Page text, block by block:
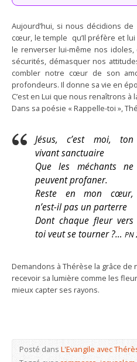
Aujourd’hui, si nous décidions
cœur, le temple qu’Il préfère et
le renverser lui-même nos
sécurités, démasquer nos
combler notre cœur de son
profondeurs. Il donne sa vie en
C’est en Lui que nous renaîtrons à
Dans sa poésie « Rappelle-toi »,
Jésus, c’est moi, ton
vivant sanctuaire
Que les méchants ne
peuvent profaner.
Reste en mon cœur,
n’est-il pas un parterre
Dont chaque fleur vers
toi veut se tourner ?… PN
Demandons à Thérèse la grâce
recevoir sa lumière comme les
mieux capter ses rayons.
Posté dansL'Evangile avec